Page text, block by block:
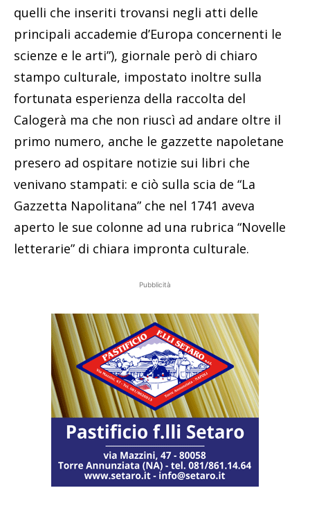
quelli che inseriti trovansi negli atti delle
principali accademie d’Europa concernenti le
scienze e le arti”), giornale però di chiaro
stampo culturale, impostato inoltre sulla
fortunata esperienza della raccolta del
Calogerà ma che non riuscì ad andare oltre il
primo numero, anche le gazzette napoletane
presero ad ospitare notizie sui libri che
venivano stampati: e ciò sulla scia de “La
Gazzetta Napolitana” che nel 1741 aveva
aperto le sue colonne ad una rubrica “Novelle
letterarie” di chiara impronta culturale.
Pubblicità